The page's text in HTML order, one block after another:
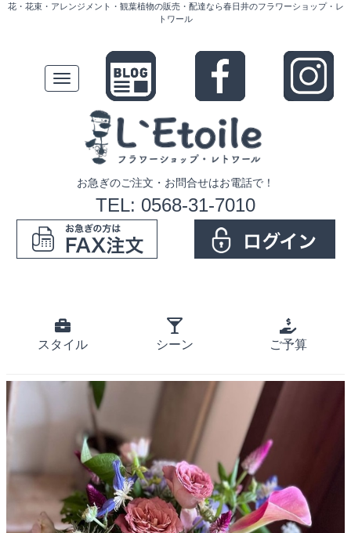
花・花束・アレンジメント・観葉植物の販売・配達なら春日井のフラワーショップ・レ
トワール
Toggle
navigation
お急ぎのご注文・お問合せはお電話で！
TEL: 0568-31-7010
スタイル シーン ご予算